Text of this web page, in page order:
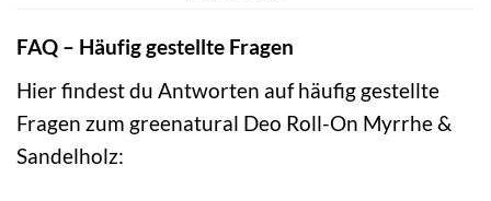
FAQ – Häufig gestellte Fragen
Hier findest du Antworten auf häufig gestellte
Fragen zum greenatural Deo Roll-On Myrrhe &
Sandelholz: